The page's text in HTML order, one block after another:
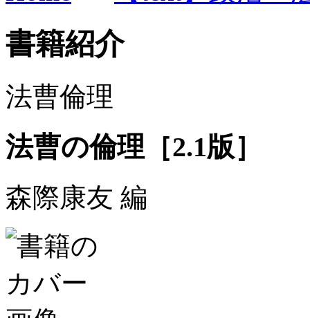
書籍紹介
法曹倫理
法曹の倫理［2.1版］
森際康友 編